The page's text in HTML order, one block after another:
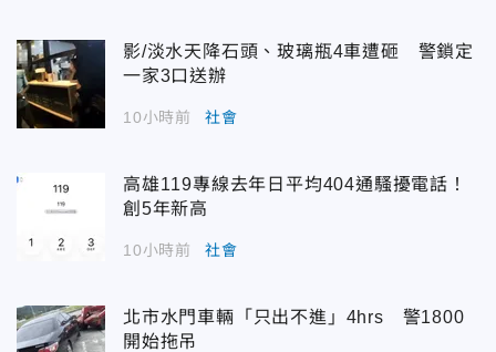
影/淡水天降石頭、玻璃瓶4車遭砸 警鎖定
一家3口送辦
10小時前 社會
高雄119專線去年日平均404通騷擾電話！
創5年新高
10小時前 社會
北市水門車輛「只出不進」4hrs 警1800
開始拖吊